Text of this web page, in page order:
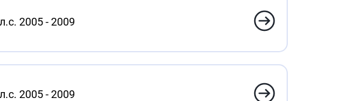
2005 - 2009
2005 - 2009